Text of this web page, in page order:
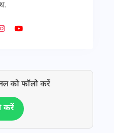
को फॉलो करें
करें